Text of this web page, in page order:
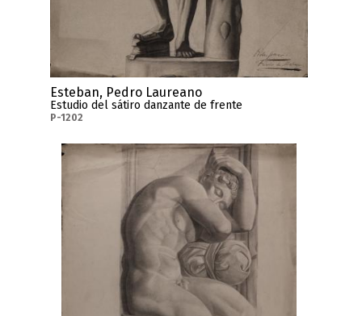
Esteban, Pedro Laureano
Estudio del sátiro danzante de frente
P-1202